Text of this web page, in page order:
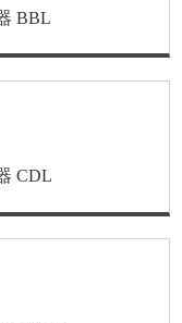
BBL
CDL